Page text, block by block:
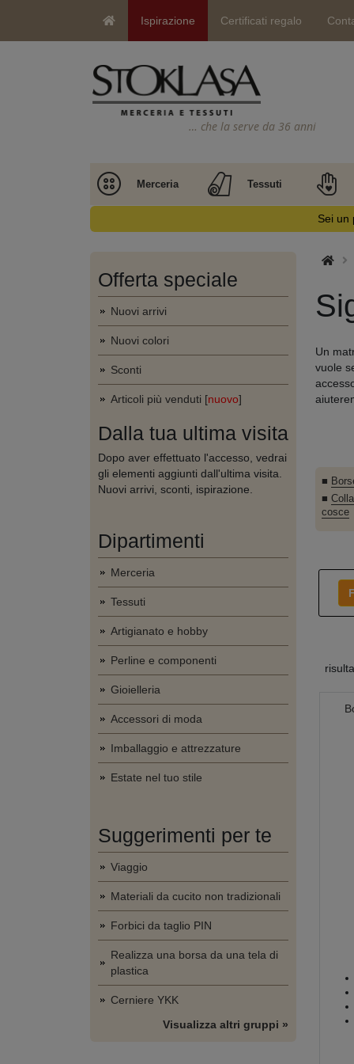
Ispirazione Certificati regalo
… che la serve da 36 anni
Merceria Tessuti
Sei un
Offerta speciale
Nuovi arrivi
Nuovi colori
Sconti
Articoli più venduti [nuovo]
Dalla tua ultima visita
Dopo aver effettuato l'accesso, vedrai
gli elementi aggiunti dall'ultima visita.
Nuovi arrivi, sconti, ispirazione.
Dipartimenti
Merceria
Tessuti
Artigianato e hobby
Perline e componenti
Gioielleria
Accessori di moda
Imballaggio e attrezzature
Estate nel tuo stile
Suggerimenti per te
Viaggio
Materiali da cucito non tradizionali
Forbici da taglio PIN
Realizza una borsa da una tela di
plastica
Cerniere YKK
Visualizza altri gruppi »
Un
vuole
■
■
cosce